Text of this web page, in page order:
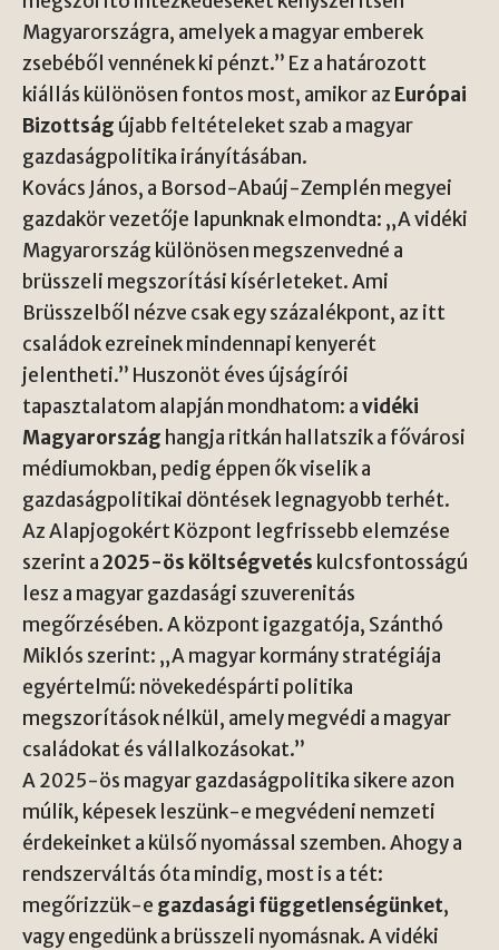
Magyarországra, amelyek a magyar emberek
zsebéből vennének ki pénzt.” Ez a határozott
kiállás különösen fontos most, amikor az Európai
Bizottság újabb feltételeket szab a magyar
gazdaságpolitika irányításában.
Kovács János, a Borsod-Abaúj-Zemplén megyei
gazdakör vezetője lapunknak elmondta: „A vidéki
Magyarország különösen megszenvedné a
brüsszeli megszorítási kísérleteket. Ami
Brüsszelből nézve csak egy százalékpont, az itt
családok ezreinek mindennapi kenyerét
jelentheti.” Huszonöt éves újságírói
tapasztalatom alapján mondhatom: avidéki
Magyarország hangja ritkán hallatszik a fővárosi
médiumokban, pedig éppen ők viselik a
gazdaságpolitikai döntések legnagyobb terhét.
Az Alapjogokért Központ legfrissebb elemzése
szerint a2025-ös költségvetés kulcsfontosságú
lesz a magyar gazdasági szuverenitás
megőrzésében. A központ igazgatója, Szánthó
Miklós szerint: „A magyar kormány stratégiája
egyértelmű: növekedéspárti politika
megszorítások nélkül, amely megvédi a magyar
családokat és vállalkozásokat.”
A 2025-ös magyar gazdaságpolitika sikere azon
múlik, képesek leszünk-e megvédeni nemzeti
érdekeinket a külső nyomással szemben. Ahogy a
rendszerváltás óta mindig, most is a tét:
megőrizzük-e gazdasági függetlenségünket,
vagy engedünk a brüsszeli nyomásnak. A vidéki